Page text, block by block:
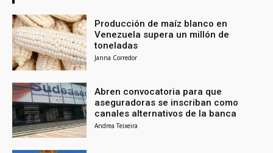
Producción de maíz blanco en
Venezuela supera un millón de
toneladas
Janna Corredor
Abren convocatoria para que
aseguradoras se inscriban como
canales alternativos de la banca
Andrea Teixeira